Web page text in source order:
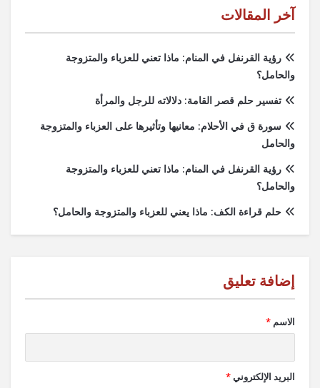
آخر المقالات
رؤية القرنفل في المنام: ماذا تعني للعزباء والمتزوجة
والحامل؟
تفسير حلم قصر القامة: دلالاته للرجل والمرأة
سورة ق في الأحلام: معانيها وتأثيرها على العزباء والمتزوجة
والحامل
رؤية القرنفل في المنام: ماذا تعني للعزباء والمتزوجة
والحامل؟
حلم قراءة الكف: ماذا يعني للعزباء والمتزوجة والحامل؟
الاسم *
البريد الإلكتروني*